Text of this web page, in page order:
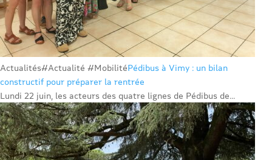
Actualités#Actualité #MobilitéPédibus à Vimy : un bilan
constructif pour préparer la rentrée
Lundi 22 juin, les acteurs des quatre lignes de Pédibus de...